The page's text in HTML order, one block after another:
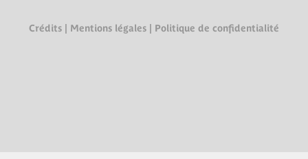
Crédits Mentions légales Politique de confidentialité